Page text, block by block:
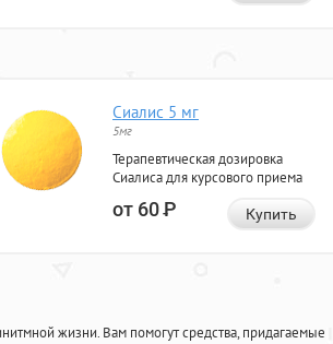
Сиалис 5 мг
5мг
Терапевтическая дозировка
Сиалиса для курсового приема
от 60Р Купить
жизни. Вам помогут средства, придагаемые